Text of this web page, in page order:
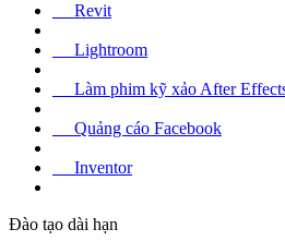
Revit
Lightroom
Làm phim kỹ xảo After
Quảng cáo Facebook
Inventor
Đào tạo dài hạn